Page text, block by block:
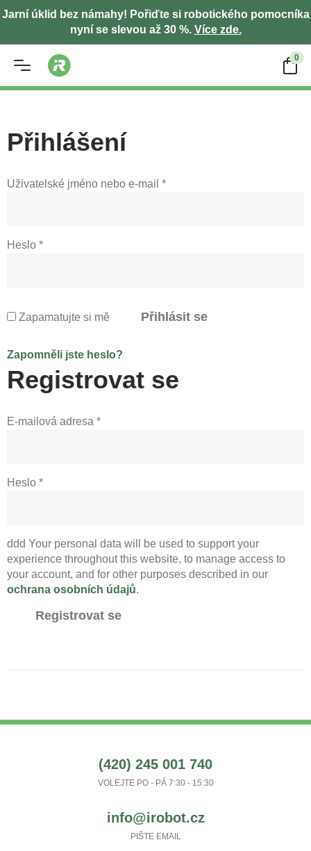
Jarní úklid bez námahy! Pořiďte si robotického pomocníka
nyní se slevou až 30 %. Více zde.
0
Přihlášení
Uživatelské jméno nebo e-mail *Povinné
Heslo *Povinné
Zapamatujte si mě Přihlásit se
Zapomněli jste heslo?
Registrovat se
E-mailová adresa *Povinné
Heslo *Povinné
ddd Your personal data will be used to support your
experience throughout this website, to manage access to
your account, and for other purposes described in our
ochrana osobních údajů.
Registrovat se
(420) 245 001 740
VOLEJTE PO - PÁ 7:30 - 15:30
info@irobot.cz
PIŠTE EMAIL